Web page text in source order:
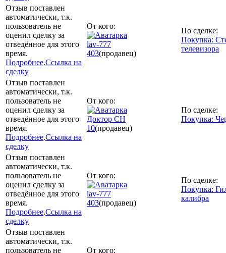
Отзыв поставлен
автоматически, т.к.
пользователь не
оценил сделку за
отведённое для этого
время.
Подробнее.Ссылка на
сделку
От кого:
lav-777
403(продавец)
По сделке:
Покупка:
телевизора
Отзыв поставлен
автоматически, т.к.
пользователь не
оценил сделку за
отведённое для этого
время.
Подробнее.Ссылка на
сделку
От кого:
Доктор СН
10(продавец)
По сделке:
Покупка:
Отзыв поставлен
автоматически, т.к.
пользователь не
оценил сделку за
отведённое для этого
время.
Подробнее.Ссылка на
сделку
От кого:
lav-777
403(продавец)
По сделке:
Покупка:
калибра
Отзыв поставлен
автоматически, т.к.
пользователь не
От кого: